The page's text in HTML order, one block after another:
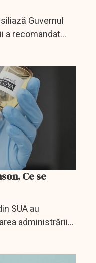
Guvernul
a recomandat
dezvoltat de
Ce se
SUA au
administrării
de Johnson